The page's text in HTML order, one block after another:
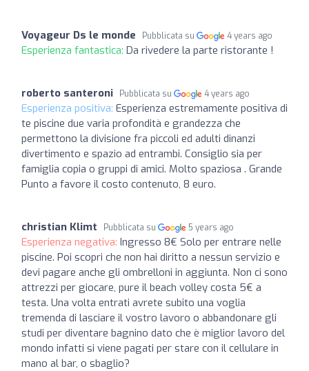
Voyageur Ds le monde Pubblicata su 4 years ago
Esperienza fantastica: Da rivedere la parte ristorante !
roberto santeroni Pubblicata su 4 years ago
Esperienza positiva: Esperienza estremamente positiva di
te piscine due varia profondità e grandezza che
permettono la divisione fra piccoli ed adulti dinanzi
divertimento e spazio ad entrambi. Consiglio sia per
famiglia copia o gruppi di amici. Molto spaziosa . Grande
Punto a favore il costo contenuto, 8 euro.
christian Klimt Pubblicata su 5 years ago
Esperienza negativa: Ingresso 8€ Solo per entrare nelle
piscine. Poi scopri che non hai diritto a nessun servizio e
devi pagare anche gli ombrelloni in aggiunta. Non ci sono
attrezzi per giocare, pure il beach volley costa 5€ a
testa. Una volta entrati avrete subito una voglia
tremenda di lasciare il vostro lavoro o abbandonare gli
studi per diventare bagnino dato che è miglior lavoro del
mondo infatti si viene pagati per stare con il cellulare in
mano al bar, o sbaglio?